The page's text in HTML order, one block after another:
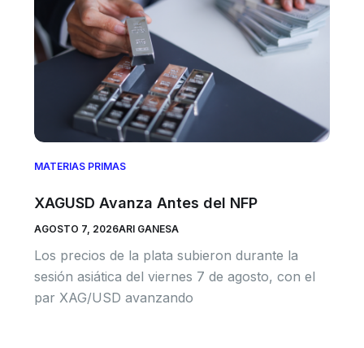
MATERIAS PRIMAS
XAGUSD Avanza Antes del NFP
AGOSTO 7, 2026ARI GANESA
Los precios de la plata subieron durante la
sesión asiática del viernes 7 de agosto, con el
par XAG/USD avanzando